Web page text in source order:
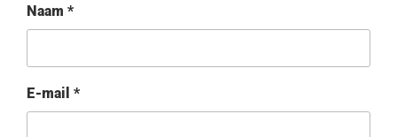
Naam *
E-mail *